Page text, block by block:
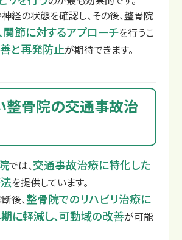
？
経の状態を確認し、その後、整骨院
関節に対するアプローチを行うこ
と再発防止が期待できます。
整骨院の交通事故治
では、交通事故治療に特化した
を提供しています。
後、整骨院でのリハビリ治療に
期に軽減し、可動域の改善が可能